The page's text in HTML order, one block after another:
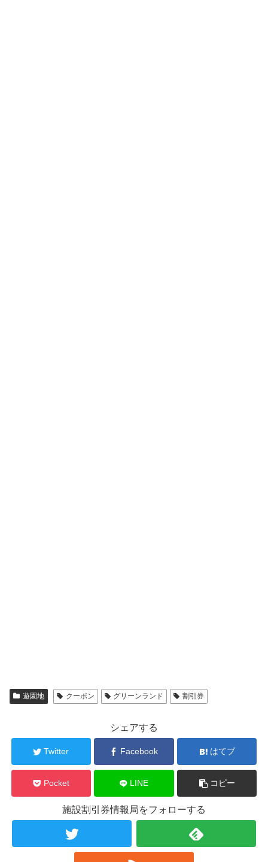
遊園地 クーポン グリーンランド 割引券
シェアする
Twitter Facebook はてブ
Pocket LINE コピー
施設割引券情報局をフォローする